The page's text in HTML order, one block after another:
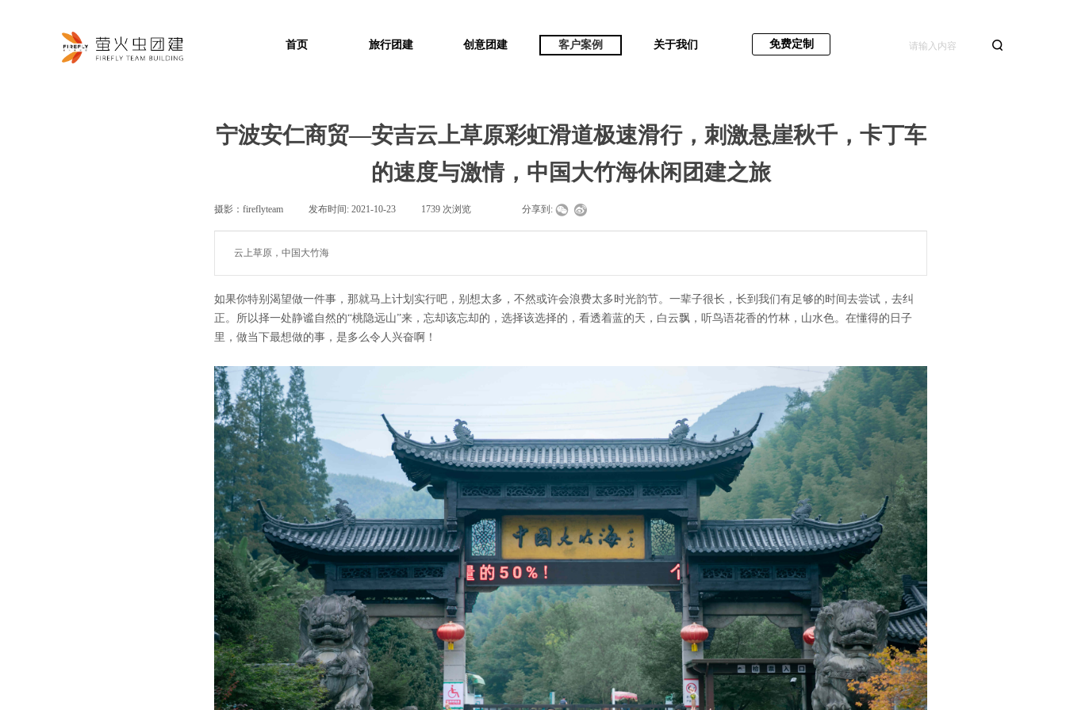
首页 旅行团建 创意团建 客户案例 关于我们 免费定制
宁波安仁商贸—安吉云上草原彩虹滑道极速滑行，刺激悬崖秋千，卡丁车
的速度与激情，中国大竹海休闲团建之旅
摄影： fireflyteam 发布时间: 2021-10-23 1739 次浏览 分享到:
云上草原，中国大竹海
如果你特别渴望做一件事，那就马上计划实行吧，别想太多，不然或许会浪费太多时光韵节。一辈子很长，长到我们有足够的时间去尝试，去纠
正。所以择一处静谧自然的“桃隐远山”来，忘却该忘却的，选择该选择的，看透着蓝的天，白云飘，听鸟语花香的竹林，山水色。在懂得的日子
里，做当下最想做的事，是多么令人兴奋啊！